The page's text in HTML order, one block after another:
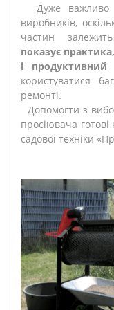
Дуже важливо
виробників,
частин
показує
і продуктивний
користуватися
ремонті.
Допомогти з
просіювача готові
садової техніки